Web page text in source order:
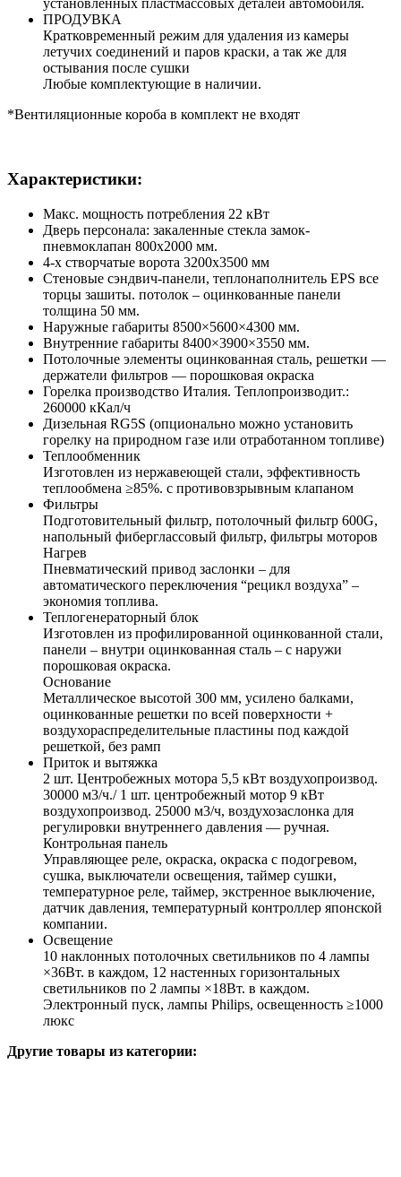
ПРОДУВКА
Кратковременный режим для удаления из камеры
летучих соединений и паров краски, а так же для
остывания после сушки
Любые комплектующие в наличии.
*Вентиляционные короба в комплект не входят
Характеристики:
Макс. мощность потребления 22 кВт
Дверь персонала: закаленные стекла замок-
пневмоклапан 800х2000 мм.
4-х створчатые ворота 3200х3500 мм
Стеновые сэндвич-панели, теплонаполнитель EPS все
торцы зашиты. потолок – оцинкованные панели
толщина 50 мм.
Наружные габариты 8500×5600×4300 мм.
Внутренние габариты 8400×3900×3550 мм.
Потолочные элементы оцинкованная сталь, решетки —
держатели фильтров — порошковая окраска
Горелка производство Италия. Теплопроизводит.:
260000 кКал/ч
Дизельная RG5S (опционально можно установить
горелку на природном газе или отработанном топливе)
Теплообменник
Изготовлен из нержавеющей стали, эффективность
теплообмена ≥85%. с противовзрывным клапаном
Фильтры
Подготовительный фильтр, потолочный фильтр 600G,
напольный фиберглассовый фильтр, фильтры моторов
Нагрев
Пневматический привод заслонки – для
автоматического переключения “рецикл воздуха” –
экономия топлива.
Теплогенераторный блок
Изготовлен из профилированной оцинкованной стали,
панели – внутри оцинкованная сталь – с наружи
порошковая окраска.
Основание
Металлическое высотой 300 мм, усилено балками,
оцинкованные решетки по всей поверхности +
воздухораспределительные пластины под каждой
решеткой, без рамп
Приток и вытяжка
2 шт. Центробежных мотора 5,5 кВт воздухопроизвод.
30000 м3/ч./ 1 шт. центробежный мотор 9 кВт
воздухопроизвод. 25000 м3/ч, воздухозаслонка для
регулировки внутреннего давления — ручная.
Контрольная панель
Управляющее реле, окраска, окраска с подогревом,
сушка, выключатели освещения, таймер сушки,
температурное реле, таймер, экстренное выключение,
датчик давления, температурный контроллер японской
компании.
Освещение
10 наклонных потолочных светильников по 4 лампы
×36Вт. в каждом, 12 настенных горизонтальных
светильников по 2 лампы ×18Вт. в каждом.
Электронный пуск, лампы Philips, освещенность ≥1000
люкс
Другие товары из категории: